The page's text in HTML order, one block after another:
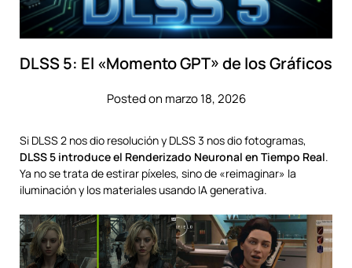
DLSS 5: El «Momento GPT» de los Gráficos
Posted on marzo 18, 2026
Si DLSS 2 nos dio resolución y DLSS 3 nos dio fotogramas,
DLSS 5 introduce el Renderizado Neuronal en Tiempo Real.
Ya no se trata de estirar píxeles, sino de «reimaginar» la
iluminación y los materiales usando IA generativa.